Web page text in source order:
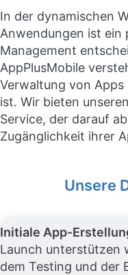
In der dynamischen
Anwendungen ist ein
Management
AppPlusMobile
Verwaltung von
ist. Wir bieten
Service, der darauf
Zugänglichkeit ihrer
Unsere
Initiale App-
Launch unterstützen
dem Testing und der